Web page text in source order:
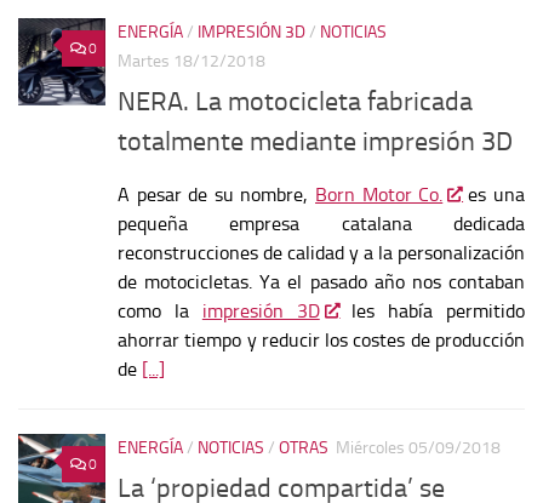
0
ENERGÍA/ IMPRESIÓN 3D/ NOTICIAS
Martes 18/12/2018
NERA. La motocicleta fabricada
totalmente mediante impresión 3D
A pesar de su nombre, Born Motor Co.
es una
pequeña empresa catalana dedicada
reconstrucciones de calidad y a la personalización
de motocicletas. Ya el pasado año nos contaban
como la impresión 3D
les había permitido
ahorrar tiempo y reducir los costes de producción
de [...]
0
ENERGÍA/ NOTICIAS / OTRAS Miércoles 05/09/2018
La ‘propiedad compartida’ se